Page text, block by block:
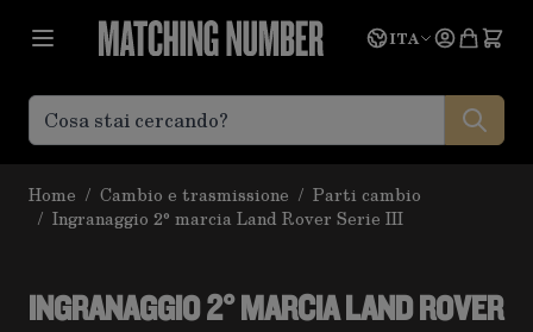
Lingua
ITA
Home / Cambio e trasmissione / Parti cambio
/ Ingranaggio 2° marcia Land Rover Serie III
INGRANAGGIO 2° MARCIA LAND ROVER